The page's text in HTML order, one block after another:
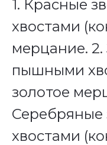
1. Красные
хвостами
мерцание.
пышными
золотое
хвостами